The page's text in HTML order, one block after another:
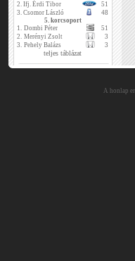
2. Ifj. Érdi Tibor
51
3. Csomor László
48
5. korcsoport
1. Dombi Péter
51
2. Merényi Zsolt
3
3. Pehely Balázs 3
teljes táblázat
A honlap